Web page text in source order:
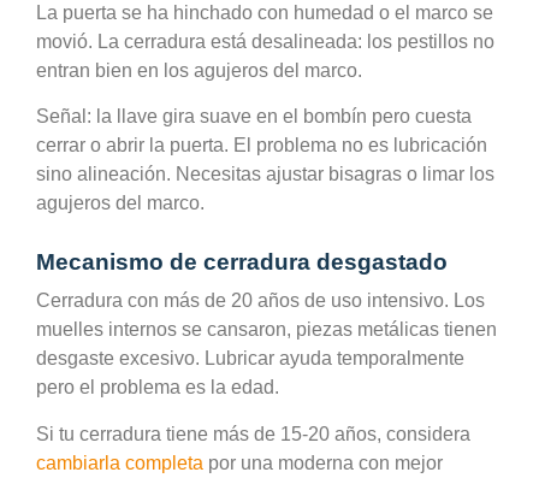
La puerta se ha hinchado con humedad o el marco se
movió. La cerradura está desalineada: los pestillos no
entran bien en los agujeros del marco.
Señal: la llave gira suave en el bombín pero cuesta
cerrar o abrir la puerta. El problema no es lubricación
sino alineación. Necesitas ajustar bisagras o limar los
agujeros del marco.
Mecanismo de cerradura desgastado
Cerradura con más de 20 años de uso intensivo. Los
muelles internos se cansaron, piezas metálicas tienen
desgaste excesivo. Lubricar ayuda temporalmente
pero el problema es la edad.
Si tu cerradura tiene más de 15-20 años, considera
cambiarla completa por una moderna con mejor